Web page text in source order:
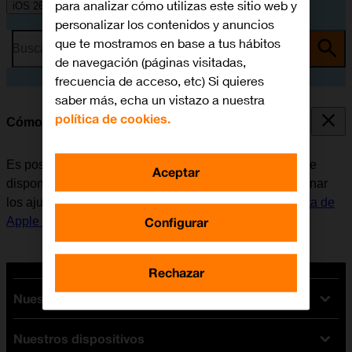
iOS 26
Busca por problema o tema
Cómo seleccionar los ajustes de FaceTime
Es posible realizar videollamadas a otro dispositivo que
disponga de la función FaceTime. Para poder seleccionar
los ajustes de FaceTime, es necesarioactivar la Cuenta de
Apple en el móvil
Nuestras tarifas
Tarifas Orange
Nuestros dispositivos
para analizar cómo utilizas este sitio web y
personalizar los contenidos y anuncios
que te mostramos en base a tus hábitos
de navegación (páginas visitadas,
frecuencia de acceso, etc) Si quieres
saber más, echa un vistazo a nuestra
política de cookies.
Configurar
Rechazar
Aceptar